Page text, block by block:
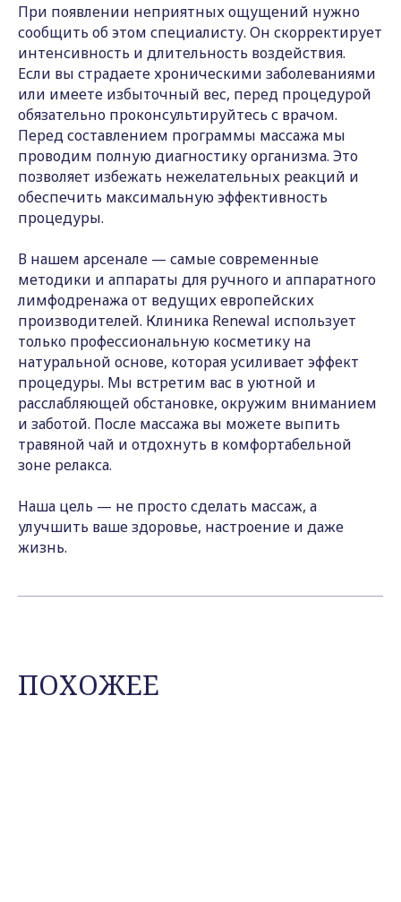
При появлении неприятных ощущений нужно
сообщить об этом специалисту. Он скорректирует
интенсивность и длительность воздействия.
Если вы страдаете хроническими заболеваниями
или имеете избыточный вес, перед процедурой
обязательно проконсультируйтесь с врачом.
Перед составлением программы массажа мы
проводим полную диагностику организма. Это
позволяет избежать нежелательных реакций и
обеспечить максимальную эффективность
процедуры.
В нашем арсенале — самые современные
методики и аппараты для ручного и аппаратного
лимфодренажа от ведущих европейских
производителей. Клиника Renewal использует
только профессиональную косметику на
натуральной основе, которая усиливает эффект
процедуры. Мы встретим вас в уютной и
расслабляющей обстановке, окружим вниманием
и заботой. После массажа вы можете выпить
травяной чай и отдохнуть в комфортабельной
зоне релакса.
Наша цель — не просто сделать массаж, а
улучшить ваше здоровье, настроение и даже
жизнь.
ПОХОЖЕЕ